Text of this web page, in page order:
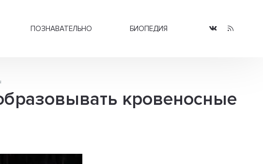
ПОЗНАВАТЕЛЬНО БИОПЕДИЯ
кровеносные